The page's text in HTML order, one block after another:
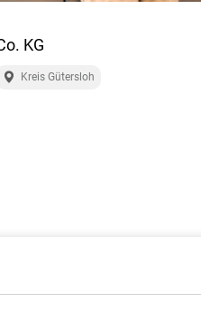
KG
Kreis Gütersloh